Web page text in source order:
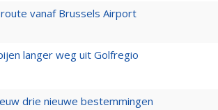
vanaf Brussels Airport
langer weg uit Golfregio
drie nieuwe bestemmingen